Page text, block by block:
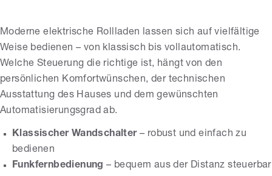
Moderne elektrische Rollladen lassen sich auf vielfältige
Weise bedienen – von klassisch bis vollautomatisch.
Welche Steuerung die richtige ist, hängt von den
persönlichen Komfortwünschen, der technischen
Ausstattung des Hauses und dem gewünschten
Automatisierungsgrad ab.
Klassischer Wandschalter– robust und einfach zu
bedienen
Funkfernbedienung – bequem aus der Distanz steuerbar